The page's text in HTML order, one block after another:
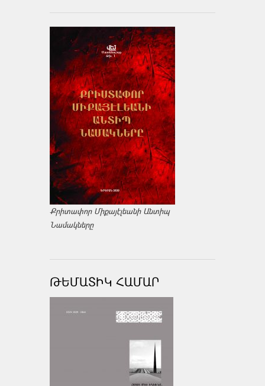
Քրիտափոր Միքայէլեանի Անտիպ
Նամակները
ԹԵՄԱՏԻԿ ՀԱՄԱՐ